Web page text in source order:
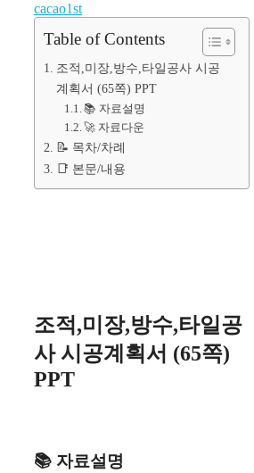
cacao1st
Table of Contents
조적,미장,방수,타일공사 시공
계획서 (65쪽) PPT
📚 자료설명
🚀 자료다운
📝 목차/차례
📑 본문/내용
조적,미장,방수,타일공
사 시공계획서 (65쪽)
PPT
📚 자료설명